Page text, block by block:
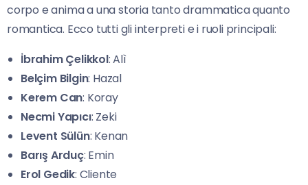
corpo e anima a una storia tanto drammatica quanto
romantica. Ecco tutti gli interpreti e i ruoli principali:
İbrahim Çelikkol: Alì
Belçim Bilgin: Hazal
Kerem Can: Koray
Necmi Yapıcı: Zeki
Levent Sülün: Kenan
Barış Arduç: Emin
Erol Gedik: Cliente